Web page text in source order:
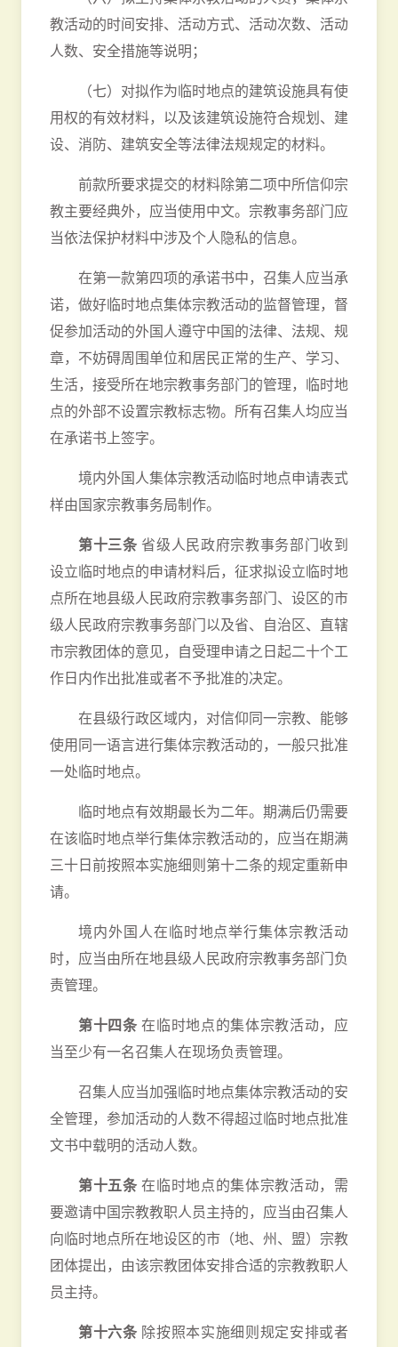
教活动的时间安排、活动方式、活动次数、活动
人数、安全措施等说明；
（七）对拟作为临时地点的建筑设施具有使
用权的有效材料，以及该建筑设施符合规划、建
设、消防、建筑安全等法律法规规定的材料。
前款所要求提交的材料除第二项中所信仰宗
教主要经典外，应当使用中文。宗教事务部门应
当依法保护材料中涉及个人隐私的信息。
在第一款第四项的承诺书中，召集人应当承
诺，做好临时地点集体宗教活动的监督管理，督
促参加活动的外国人遵守中国的法律、法规、规
章，不妨碍周围单位和居民正常的生产、学习、
生活，接受所在地宗教事务部门的管理，临时地
点的外部不设置宗教标志物。所有召集人均应当
在承诺书上签字。
境内外国人集体宗教活动临时地点申请表式
样由国家宗教事务局制作。
第十三条 省级人民政府宗教事务部门收到
设立临时地点的申请材料后，征求拟设立临时地
点所在地县级人民政府宗教事务部门、设区的市
级人民政府宗教事务部门以及省、自治区、直辖
市宗教团体的意见，自受理申请之日起二十个工
作日内作出批准或者不予批准的决定。
在县级行政区域内，对信仰同一宗教、能够
使用同一语言进行集体宗教活动的，一般只批准
一处临时地点。
临时地点有效期最长为二年。期满后仍需要
在该临时地点举行集体宗教活动的，应当在期满
三十日前按照本实施细则第十二条的规定重新申
请。
境内外国人在临时地点举行集体宗教活动
时，应当由所在地县级人民政府宗教事务部门负
责管理。
第十四条在临时地点的集体宗教活动，应
当至少有一名召集人在现场负责管理。
召集人应当加强临时地点集体宗教活动的安
全管理，参加活动的人数不得超过临时地点批准
文书中载明的活动人数。
第十五条在临时地点的集体宗教活动，需
要邀请中国宗教教职人员主持的，应当由召集人
向临时地点所在地设区的市（地、州、盟）宗教
团体提出，由该宗教团体安排合适的宗教教职人
员主持。
第十六条 除按照本实施细则规定安排或者